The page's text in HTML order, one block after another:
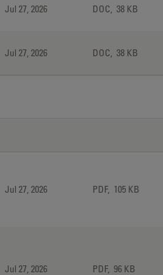
Jul 27, 2026 DOC, 38 KB
Jul 27, 2026 DOC, 38 KB
Jul 27, 2026 PDF, 105 KB
Jul 27, 2026 PDF, 96 KB